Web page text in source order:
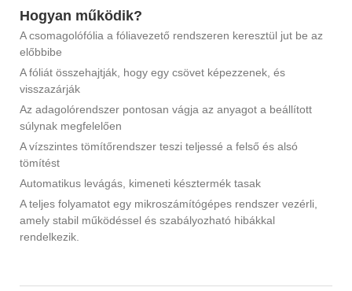
Hogyan működik?
A csomagolófólia a fóliavezető rendszeren keresztül jut be az
előbbibe
A fóliát összehajtják, hogy egy csövet képezzenek, és
visszazárják
Az adagolórendszer pontosan vágja az anyagot a beállított
súlynak megfelelően
A vízszintes tömítőrendszer teszi teljessé a felső és alsó
tömítést
Automatikus levágás, kimeneti késztermék tasak
A teljes folyamatot egy mikroszámítógépes rendszer vezérli,
amely stabil működéssel és szabályozható hibákkal
rendelkezik.